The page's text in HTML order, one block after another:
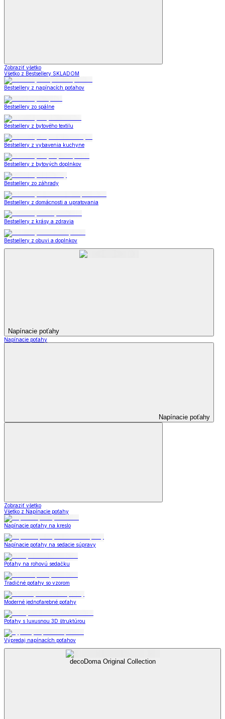
Zobraziť všetko
Všetko z Bestsellery SKLADOM
Bestsellery z napínacích poťahov
Bestsellery zo spálne
Bestsellery z bytového textilu
Bestsellery z vybavenia kuchyne
Bestsellery z bytových doplnkov
Bestsellery zo záhrady
Bestsellery z domácnosti a upratovania
Bestsellery z krásy a zdravia
Bestsellery z obuvi a doplnkov
Napínacie poťahy
Napínacie poťahy
Napínacie poťahy
Zobraziť všetko
Všetko z Napínacie poťahy
Napínacie poťahy na kreslo
Napínacie poťahy na sedacie súpravy
Poťahy na rohovú sedačku
Tradičné poťahy so vzorom
Moderné jednofarebné poťahy
Poťahy s luxusnou 3D štruktúrou
Výpredaj napínacích poťahov
decoDoma Original Collection